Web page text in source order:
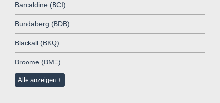
Barcaldine (BCI)
Bundaberg (BDB)
Blackall (BKQ)
Broome (BME)
Alle anzeigen